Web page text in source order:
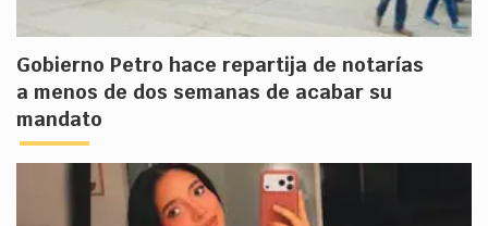
Gobierno Petro hace repartija de notarías
a menos de dos semanas de acabar su
mandato